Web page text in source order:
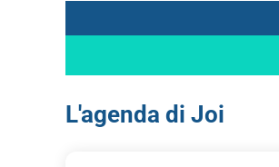
L'agenda di Joi